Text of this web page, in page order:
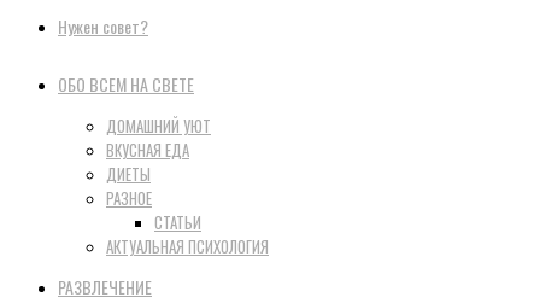
Нужен совет?
ОБО ВСЕМ НА СВЕТЕ
ДОМАШНИЙ УЮТ
ВКУСНАЯ ЕДА
ДИЕТЫ
РАЗНОЕ
СТАТЬИ
АКТУАЛЬНАЯ ПСИХОЛОГИЯ
РАЗВЛЕЧЕНИЕ